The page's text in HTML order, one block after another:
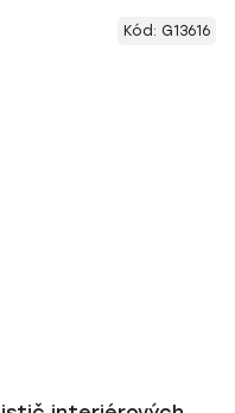
Kód: G13616